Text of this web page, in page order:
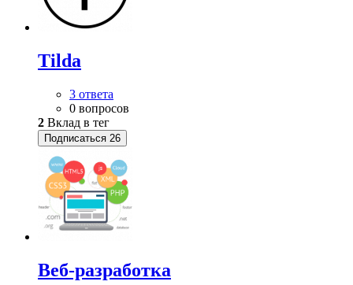
Tilda
3 ответа
0 вопросов
2 Вклад в тег
Подписаться 26
Веб-разработка